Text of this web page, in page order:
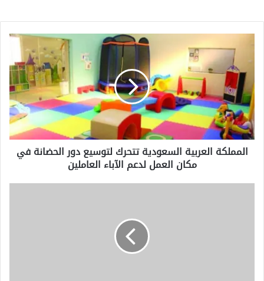
العربية
السعودية
تتحرك
لتوسيع
دور
الحضانة
في
مكان
العمل
المملكة العربية السعودية تتحرك لتوسيع دور الحضانة في
مكان العمل لدعم الآباء العاملين